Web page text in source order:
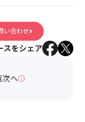
い合わせ
スをシェア
次へ